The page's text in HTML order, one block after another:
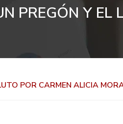
PREGÓN Y
POR CARMEN ALICIA